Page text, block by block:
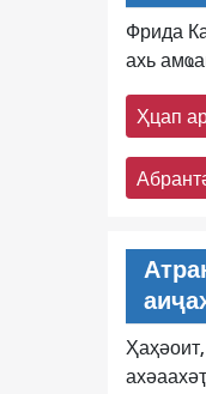
Фрида
ахь
Ҳцап